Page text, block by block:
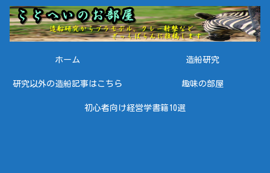
ホーム 造船研究
研究以外の造船記事はこちら 趣味の部屋
初心者向け経営学書籍10選